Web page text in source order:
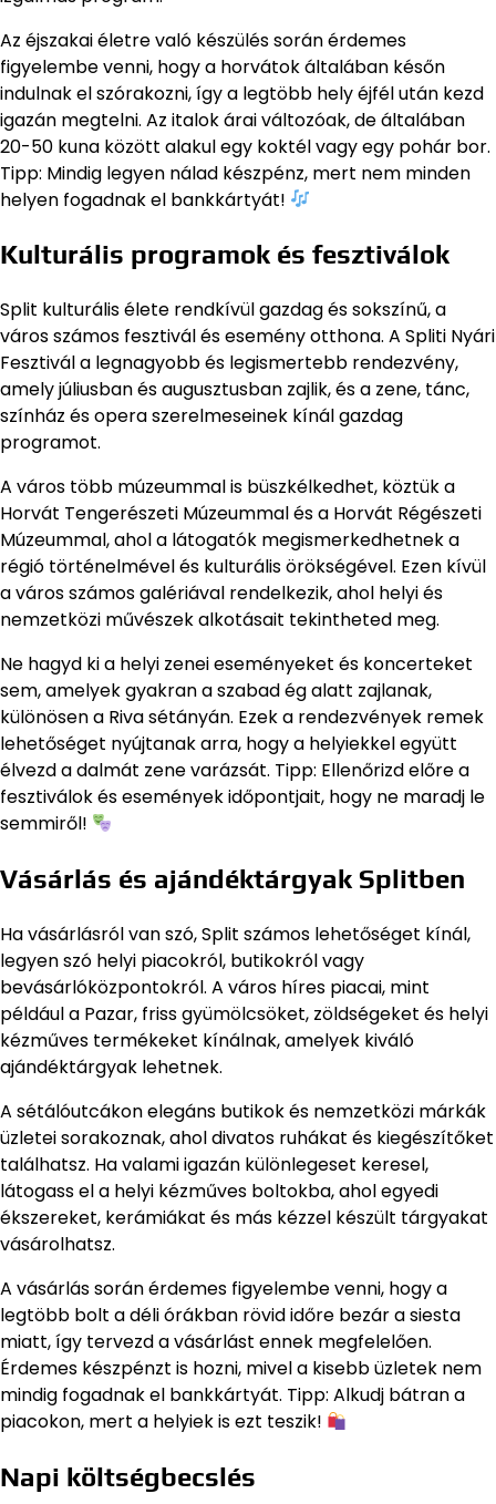
Az éjszakai életre való készülés során érdemes
figyelembe venni, hogy a horvátok általában későn
indulnak el szórakozni, így a legtöbb hely éjfél után kezd
igazán megtelni. Az italok árai változóak, de általában
20-50 kuna között alakul egy koktél vagy egy pohár bor.
Tipp: Mindig legyen nálad készpénz, mert nem minden
helyen fogadnak el bankkártyát!
Kulturális programok és fesztiválok
Split kulturális élete rendkívül gazdag és sokszínű, a
város számos fesztivál és esemény otthona. A Spliti Nyári
Fesztivál a legnagyobb és legismertebb rendezvény,
amely júliusban és augusztusban zajlik, és a zene, tánc,
színház és opera szerelmeseinek kínál gazdag
programot.
A város több múzeummal is büszkélkedhet, köztük a
Horvát Tengerészeti Múzeummal és a Horvát Régészeti
Múzeummal, ahol a látogatók megismerkedhetnek a
régió történelmével és kulturális örökségével. Ezen kívül
a város számos galériával rendelkezik, ahol helyi és
nemzetközi művészek alkotásait tekintheted meg.
Ne hagyd ki a helyi zenei eseményeket és koncerteket
sem, amelyek gyakran a szabad ég alatt zajlanak,
különösen a Riva sétányán. Ezek a rendezvények remek
lehetőséget nyújtanak arra, hogy a helyiekkel együtt
élvezd a dalmát zene varázsát. Tipp: Ellenőrizd előre a
fesztiválok és események időpontjait, hogy ne maradj le
semmiről!
Vásárlás és ajándéktárgyak Splitben
Ha vásárlásról van szó, Split számos lehetőséget kínál,
legyen szó helyi piacokról, butikokról vagy
bevásárlóközpontokról. A város híres piacai, mint
például a Pazar, friss gyümölcsöket, zöldségeket és helyi
kézműves termékeket kínálnak, amelyek kiváló
ajándéktárgyak lehetnek.
A sétálóutcákon elegáns butikok és nemzetközi márkák
üzletei sorakoznak, ahol divatos ruhákat és kiegészítőket
találhatsz. Ha valami igazán különlegeset keresel,
látogass el a helyi kézműves boltokba, ahol egyedi
ékszereket, kerámiákat és más kézzel készült tárgyakat
vásárolhatsz.
A vásárlás során érdemes figyelembe venni, hogy a
legtöbb bolt a déli órákban rövid időre bezár a siesta
miatt, így tervezd a vásárlást ennek megfelelően.
Érdemes készpénzt is hozni, mivel a kisebb üzletek nem
mindig fogadnak el bankkártyát. Tipp: Alkudj bátran a
piacokon, mert a helyiek is ezt teszik!
Napi költségbecslés